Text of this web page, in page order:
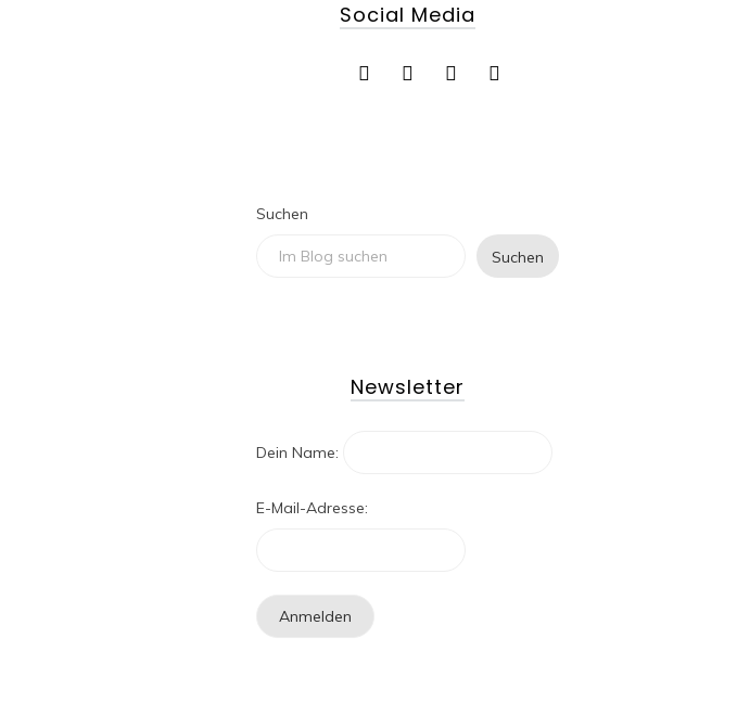
Social Media
Suchen
Suchen
Newsletter
Dein Name:
E-Mail-Adresse: